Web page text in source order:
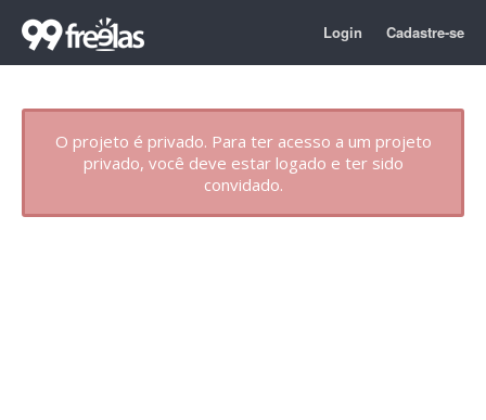
Login Cadastre-se
O projeto é privado. Para ter acesso a um projeto
privado, você deve estar logado e ter sido
convidado.